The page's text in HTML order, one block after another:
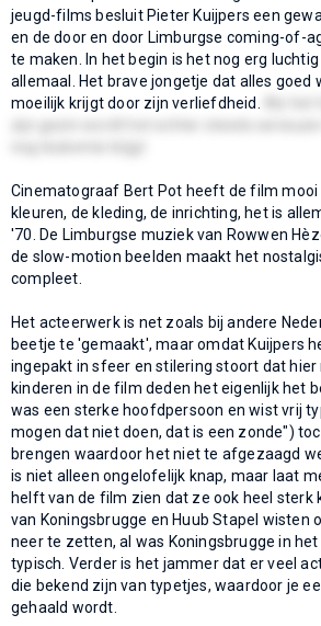
jeugd-films besluit Pieter Kuijpers een
en de door en door Limburgse coming-of-
te maken. In het begin is het nog erg
allemaal. Het brave jongetje dat alles goed
moeilijk krijgt door zijn verliefdheid.
Cinematograaf Bert Pot heeft de film mooi
kleuren, de kleding, de inrichting, het is
'70. De Limburgse muziek van Rowwen
de slow-motion beelden maakt het
compleet.
Het acteerwerk is net zoals bij andere
beetje te 'gemaakt', maar omdat Kuijpers
ingepakt in sfeer en stilering stoort dat hier
kinderen in de film deden het eigenlijk het
was een sterke hoofdpersoon en wist vrij
mogen dat niet doen, dat is een zonde")
brengen waardoor het niet te afgezaagd
is niet alleen ongelofelijk knap, maar laat
helft van de film zien dat ze ook heel sterk
van Koningsbrugge en Huub Stapel wisten
neer te zetten, al was Koningsbrugge in
typisch. Verder is het jammer dat er veel
die bekend zijn van typetjes, waardoor je
gehaald wordt.